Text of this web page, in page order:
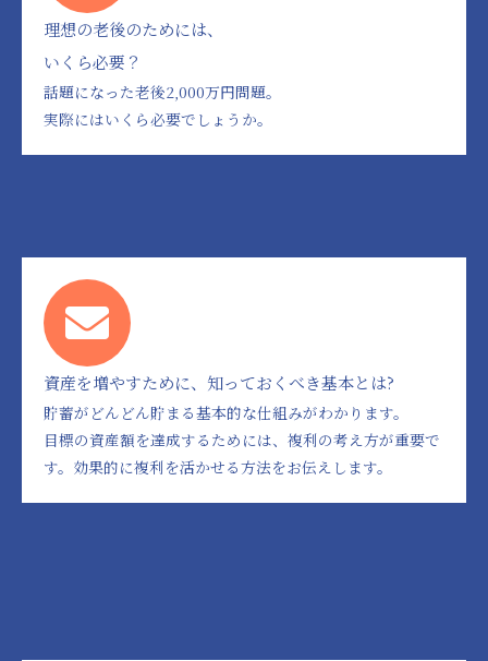
理想の老後のためには、
いくら必要？
話題になった老後2,000万円問題。
実際にはいくら必要でしょうか。
資産を増やすために、知っておくべき基本とは?
貯蓄がどんどん貯まる基本的な仕組みがわかります。
目標の資産額を達成するためには、複利の考え方が重要で
す。効果的に複利を活かせる方法をお伝えします。